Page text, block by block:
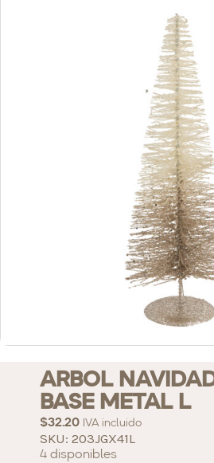
ARBOL
BASE METAL L
$32.20 IVA incluido
SKU: 203JGX41L
4 disponibles